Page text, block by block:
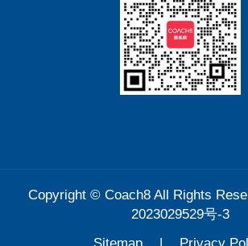
Copyright ©Coach8All Rights
2023029529号-3